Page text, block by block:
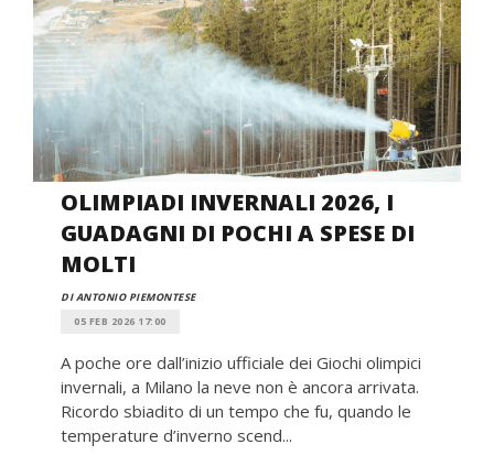
OLIMPIADI INVERNALI 2026, I
GUADAGNI DI POCHI A SPESE DI
MOLTI
DI ANTONIO PIEMONTESE
05 FEB 2026 17:00
A poche ore dall’inizio ufficiale dei Giochi olimpici
invernali, a Milano la neve non è ancora arrivata.
Ricordo sbiadito di un tempo che fu, quando le
temperature d’inverno scend...